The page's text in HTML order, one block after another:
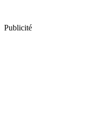
Publicité